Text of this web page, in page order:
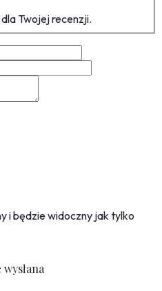
Twojej recenzji.
i będzie widoczny jak tylko